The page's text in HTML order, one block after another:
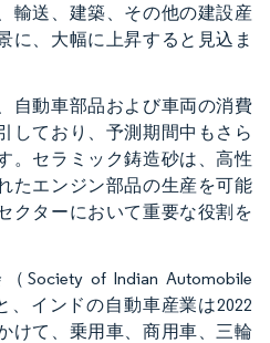
輸送、建築、その他の建設産
に、大幅に上昇すると見込ま
自動車部品および車両の消費
しており、予測期間中もさら
。セラミック鋳造砂は、高性
たエンジン部品の生産を可能
クターにおいて重要な役割を
of Indian Automobile
、インドの自動車産業は2022
けて、乗用車、商用車、三輪